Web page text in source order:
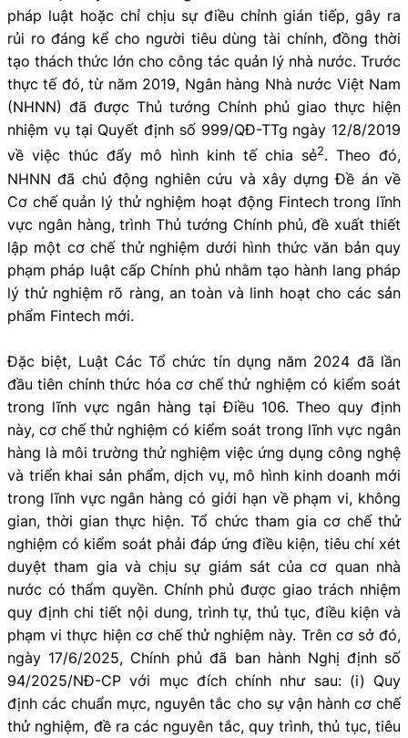
pháp luật hoặc chỉ chịu sự điều chỉnh gián tiếp, gây ra
rủi ro đáng kể cho người tiêu dùng tài chính, đồng thời
tạo thách thức lớn cho công tác quản lý nhà nước. Trước
thực tế đó, từ năm 2019, Ngân hàng Nhà nước Việt Nam
(NHNN) đã được Thủ tướng Chính phủ giao thực hiện
nhiệm vụ tại Quyết định số 999/QĐ-TTg ngày 12/8/2019
về việc thúc đẩy mô hình kinh tế chia sẻ2. Theo đó,
NHNN đã chủ động nghiên cứu và xây dựng Đề án về
Cơ chế quản lý thử nghiệm hoạt động Fintech trong lĩnh
vực ngân hàng, trình Thủ tướng Chính phủ, đề xuất thiết
lập một cơ chế thử nghiệm dưới hình thức văn bản quy
phạm pháp luật cấp Chính phủ nhằm tạo hành lang pháp
lý thử nghiệm rõ ràng, an toàn và linh hoạt cho các sản
phẩm Fintech mới.
Đặc biệt, Luật Các Tổ chức tín dụng năm 2024 đã lần
đầu tiên chính thức hóa cơ chế thử nghiệm có kiểm soát
trong lĩnh vực ngân hàng tại Điều 106. Theo quy định
này, cơ chế thử nghiệm có kiểm soát trong lĩnh vực ngân
hàng là môi trường thử nghiệm việc ứng dụng công nghệ
và triển khai sản phẩm, dịch vụ, mô hình kinh doanh mới
trong lĩnh vực ngân hàng có giới hạn về phạm vi, không
gian, thời gian thực hiện. Tổ chức tham gia cơ chế thử
nghiệm có kiểm soát phải đáp ứng điều kiện, tiêu chí xét
duyệt tham gia và chịu sự giám sát của cơ quan nhà
nước có thẩm quyền. Chính phủ được giao trách nhiệm
quy định chi tiết nội dung, trình tự, thủ tục, điều kiện và
phạm vi thực hiện cơ chế thử nghiệm này. Trên cơ sở đó,
ngày 17/6/2025, Chính phủ đã ban hành Nghị định số
94/2025/NĐ-CP với mục đích chính như sau: (i) Quy
định các chuẩn mực, nguyên tắc cho sự vận hành cơ chế
thử nghiệm, đề ra các nguyên tắc, quy trình, thủ tục, tiêu